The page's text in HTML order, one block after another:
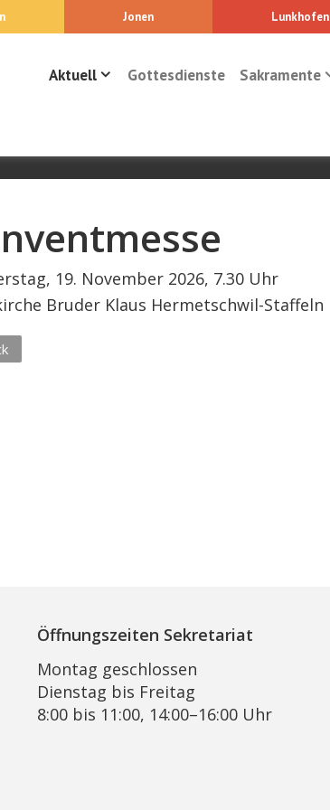
Jonen Lunkhofen
Aktuell Gottesdienste Sakramente
19. November 2026, 7.30 Uhr
Bruder Klaus Hermetschwil-Staffeln
Öffnungszeiten Sekretariat
Montag geschlossen
Dienstag bis Freitag
8:00 bis 11:00, 14:00–16:00 Uhr